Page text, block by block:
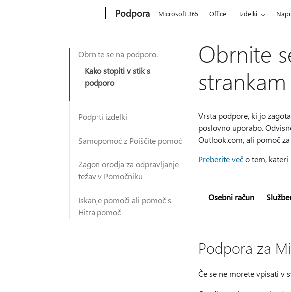
Podpora Microsoft 365 Office Izdelki
Obrnite se na podporo.
Kako stopiti v stik s
podporo
Podprti izdelki
Samopomoč z Poiščite pomoč
Zagon orodja za odpravljanje
težav v Pomočniku
Iskanje pomoči ali pomoč s
Hitra pomoč
Obrnite
strankam
Vrsta podpore, ki jo
poslovno uporabo.
Outlook.com, ali pomoč
Preberite večo tem, kateri
Osebni račun
Podpora za
Če se ne morete vpisati v